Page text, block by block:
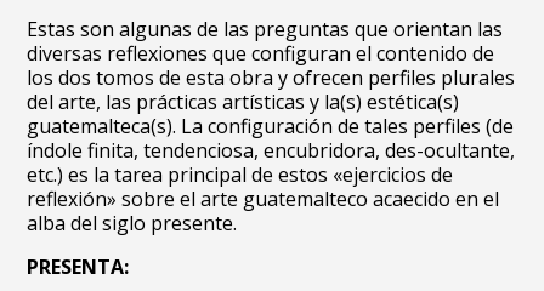
Estas son algunas de las preguntas que orientan las
diversas reflexiones que configuran el contenido de
los dos tomos de esta obra y ofrecen perfiles plurales
del arte, las prácticas artísticas y la(s) estética(s)
guatemalteca(s). La configuración de tales perfiles (de
índole finita, tendenciosa, encubridora, des-ocultante,
etc.) es la tarea principal de estos «ejercicios de
reflexión» sobre el arte guatemalteco acaecido en el
alba del siglo presente.
PRESENTA: